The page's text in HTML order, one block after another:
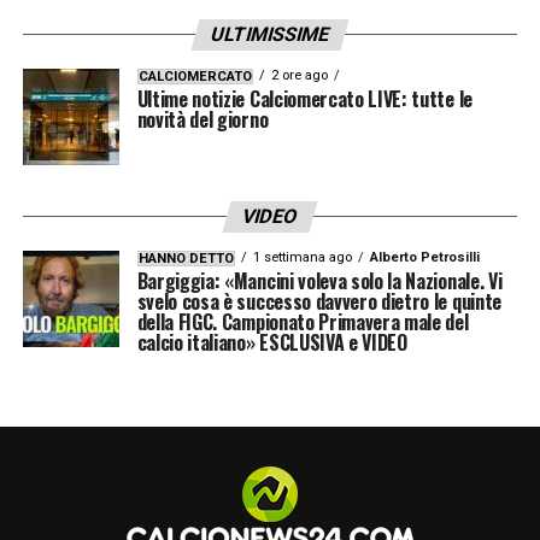
LA PLAYLIST DELLE NOSTRE TOP NEWS
ULTIMISSIME
CALCIOMERCATO 2 ore ago
Ultime notizie Calciomercato LIVE: tutte le
novità del giorno
VIDEO
HANNO DETTO 1 settimana ago Alberto Petrosilli
Bargiggia: «Mancini voleva solo la Nazionale. Vi
svelo cosa è successo davvero dietro le quinte
della FIGC. Campionato Primavera male del
calcio italiano» ESCLUSIVA e VIDEO